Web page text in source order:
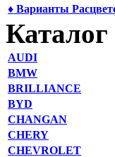
♦ Варианты
Каталог
AUDI
BMW
BRILLIANCE
BYD
CHANGAN
CHERY
CHEVROLET